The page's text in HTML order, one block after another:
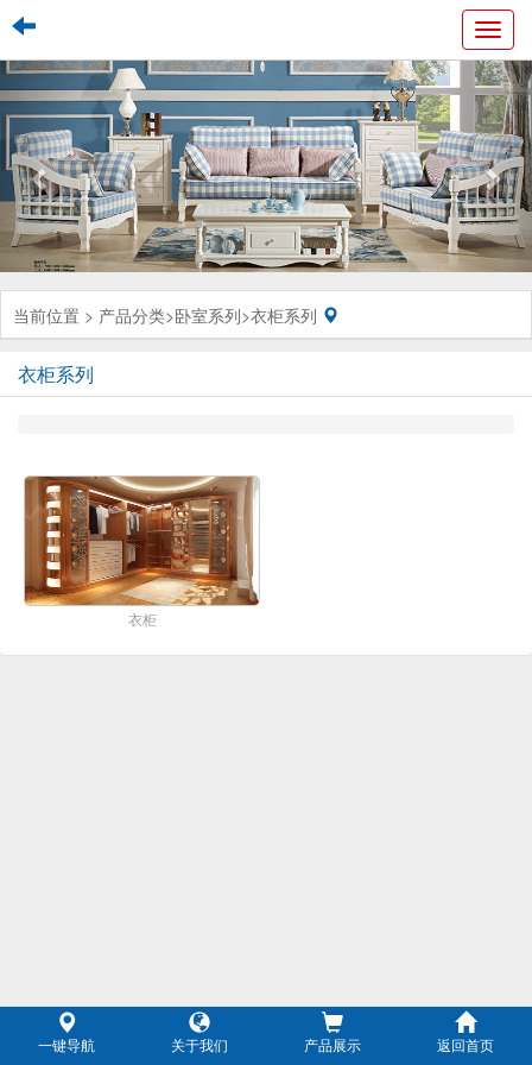
当前位置 > 产品分类>卧室系列>衣柜系列
衣柜系列
衣柜
一键导航 关于我们 产品展示 返回首页